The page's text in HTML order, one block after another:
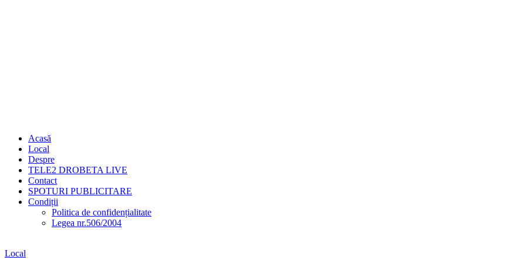
Acasă
Local
Despre
TELE2 DROBETA LIVE
Contact
SPOTURI PUBLICITARE
Condiții
Politica de confidențialitate
Legea nr.506/2004
Local